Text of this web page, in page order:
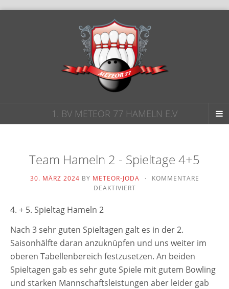
1. BV METEOR 77 HAMELN E.V
Team Hameln 2 - Spieltage 4+5
30. MÄRZ 2024 BY METEOR-JODA ·
KOMMENTARE
DEAKTIVIERTFÜR
-
4+5
4. + 5. Spieltag Hameln 2
Nach 3 sehr guten Spieltagen galt es in der 2.
Saisonhälfte dar­an anzu­knüp­fen und uns wei­ter im
obe­ren Tabellenbereich fest­zu­set­zen. An bei­den
Spieltagen gab es sehr gute Spiele mit gutem Bowling
und star­ken Mannschaftsleistungen aber lei­der gab